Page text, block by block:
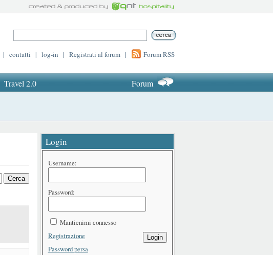
| contatti | log-in | Registrati al forum | Forum RSS
Travel 2.0 Forum
Login
Username:
Password:
Mantienimi connesso
Login
Registrazione
Password persa